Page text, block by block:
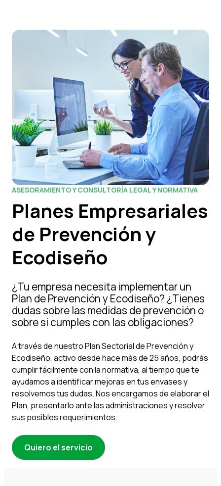
ASESORAMIENTO Y CONSULTORÍA LEGAL Y NORMATIVA
Planes Empresariales
de Prevención y
Ecodiseño
¿Tu empresa necesita implementar un
Plan de Prevención y Ecodiseño? ¿Tienes
dudas sobre las medidas de prevención o
sobre si cumples con las obligaciones?
A través de nuestro Plan Sectorial de Prevención y
Ecodiseño, activo desde hace más de 25 años, podrás
cumplir fácilmente con la normativa, al tiempo que te
ayudamos a identificar mejoras en tus envases y
resolvemos tus dudas. Nos encargamos de elaborar el
Plan, presentarlo ante las administraciones y resolver
sus posibles requerimientos.
Quiero el servicio